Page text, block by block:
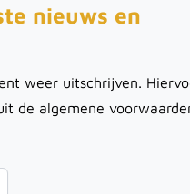
nieuws en
weer uitschrijven.
de algemene